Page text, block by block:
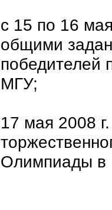
с 15 по 16
общими
победителей
МГУ;
17 мая 2008
Олимпиады в